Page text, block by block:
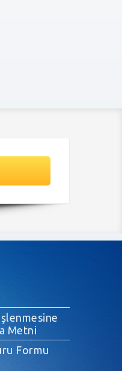
Metni
Formu